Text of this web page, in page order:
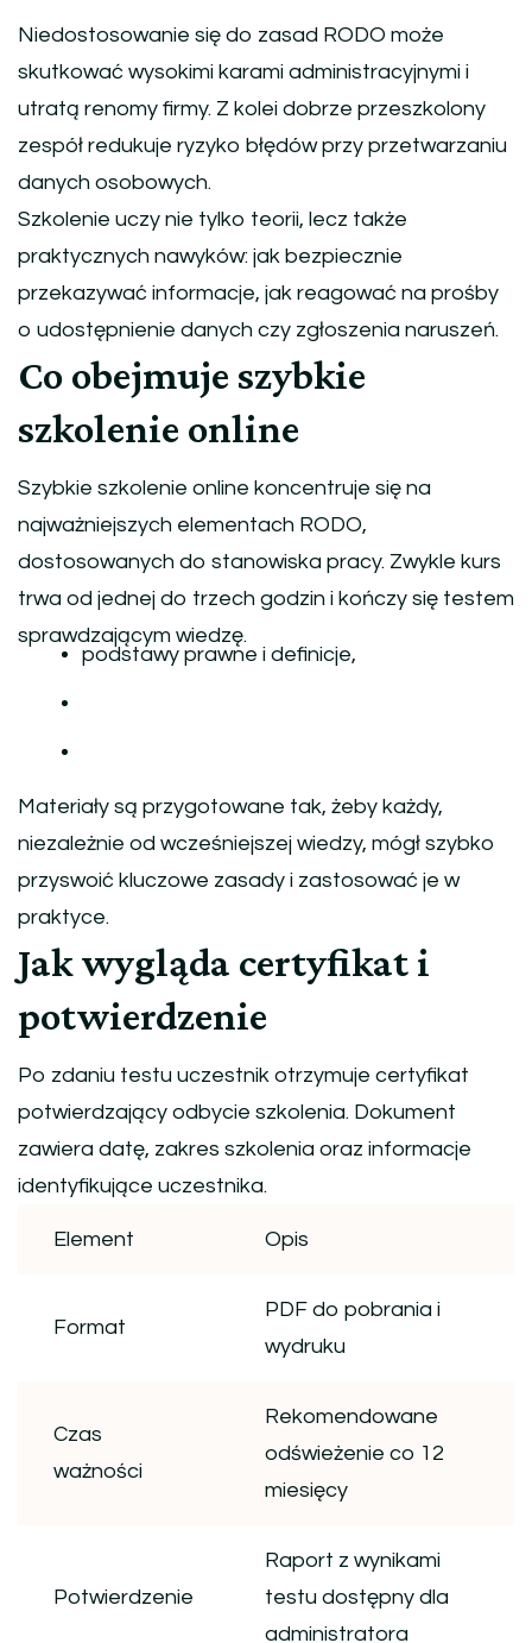
Niedostosowanie się do zasad RODO może
skutkować wysokimi karami administracyjnymi i
utratą renomy firmy. Z kolei dobrze przeszkolony
zespół redukuje ryzyko błędów przy przetwarzaniu
danych osobowych.
Szkolenie uczy nie tylko teorii, lecz także
praktycznych nawyków: jak bezpiecznie
przekazywać informacje, jak reagować na prośby
o udostępnienie danych czy zgłoszenia naruszeń.
Co obejmuje szybkie
szkolenie online
Szybkie szkolenie online koncentruje się na
najważniejszych elementach RODO,
dostosowanych do stanowiska pracy. Zwykle kurs
trwa od jednej do trzech godzin i kończy się testem
sprawdzającym wiedzę.
podstawy prawne i definicje,
Materiały są przygotowane tak, żeby każdy,
niezależnie od wcześniejszej wiedzy, mógł szybko
przyswoić kluczowe zasady i zastosować je w
praktyce.
Jak wygląda certyfikat i
potwierdzenie
Po zdaniu testu uczestnik otrzymuje certyfikat
potwierdzający odbycie szkolenia. Dokument
zawiera datę, zakres szkolenia oraz informacje
identyfikujące uczestnika.
Element Opis
Format
PDF do pobrania i
wydruku
Czas
ważności
Rekomendowane
odświeżenie co 12
miesięcy
Potwierdzenie
Raport z wynikami
testu dostępny dla
administratora